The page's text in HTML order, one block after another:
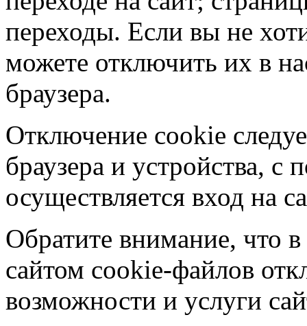
переходы. Если вы не
можете отключить их в
браузера.
Отключение cookie
браузера и устройства,
осуществляется вход на
Обратите внимание, что в
сайтом cookie-файлов
возможности и услуги